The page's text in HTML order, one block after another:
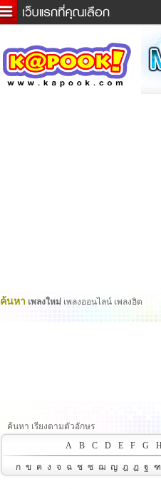
ค้นหา เพลงใหม่ เพลงออนไลน์ เพลงฮิต
ค้นหา เรียงตามตัวอักษร
A
B C D E F G
ก ข ค ง จ ฉ ช ซ ฌ ญ ฎ ฏ ฐ ฑ